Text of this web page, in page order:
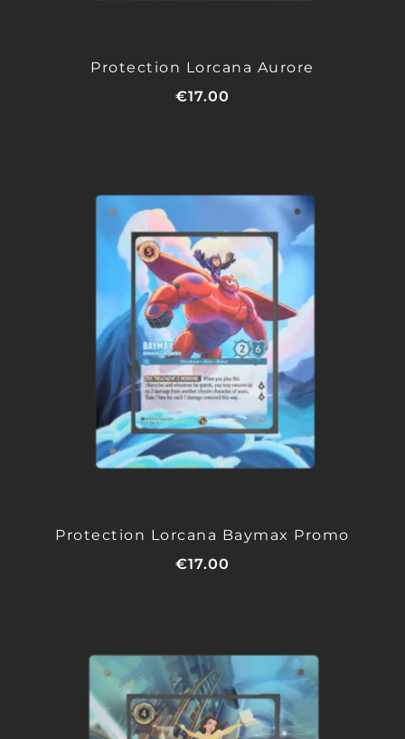
Protection Lorcana Aurore
€17.00
Protection Lorcana Baymax Promo
€17.00